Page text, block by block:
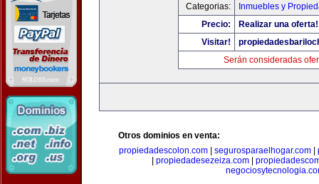
Categorias:
Inmuebles y
Precio:
Realizar una oferta!
Visitar!
Serán consideradas
Otros dominios en venta:
propiedadescolon.com| segurosparaelhogar.com|
propiedadesezeiza.com